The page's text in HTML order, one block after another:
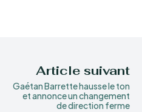
Article suivant
Gaétan Barrette hausse le ton
et annonce un changement
de direction ferme